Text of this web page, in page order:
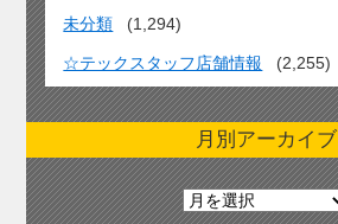
未分類 (1,294)
☆テックスタッフ店舗情報 (2,255)
月別アーカイブ
月
別